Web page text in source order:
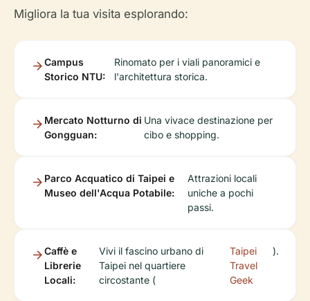
Migliora la tua visita esplorando:
Campus
Storico NTU:
Rinomato per i viali panoramici e
l'architettura storica.
Mercato Notturno di
Gongguan:
Una vivace destinazione per
cibo e shopping.
Parco Acquatico di Taipei e
Museo dell'Acqua Potabile:
Attrazioni locali
uniche a pochi
passi.
Caffè e
Librerie
Locali:
Vivi il fascino urbano di
Taipei nel quartiere
circostante (
Taipei
Travel
Geek
).